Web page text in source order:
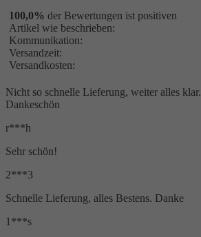
40
376
40.0
41
41.0
42
331
42.0
Farbe
beige
141
100,0% der Bewertungen ist positiven
Artikel wie beschrieben:
Kommunikation:
Versandzeit:
Versandkosten:
Nicht so schnelle Lieferung, weiter alles
Dankeschön
r***h
Sehr schön!
2***3
Schnelle Lieferung, alles Bestens. Danke
1***s